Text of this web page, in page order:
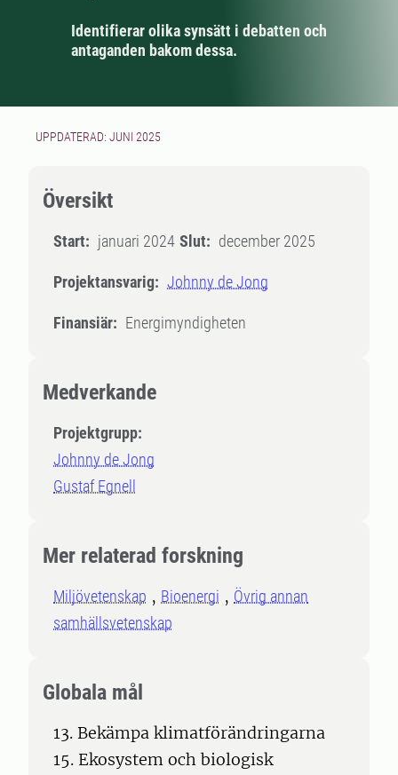
Identifierar olika synsätt i debatten och
antaganden bakom dessa.
UPPDATERAD: JUNI 2025
Översikt
Start: januari 2024 Slut: december 2025
Projektansvarig: Johnny de Jong
Finansiär: Energimyndigheten
Medverkande
Projektgrupp:
Johnny de Jong
Gustaf Egnell
Mer relaterad forskning
Miljövetenskap Bioenergi
Övrig annan
samhällsvetenskap
Globala mål
13. Bekämpa klimatförändringarna
15. Ekosystem och biologisk